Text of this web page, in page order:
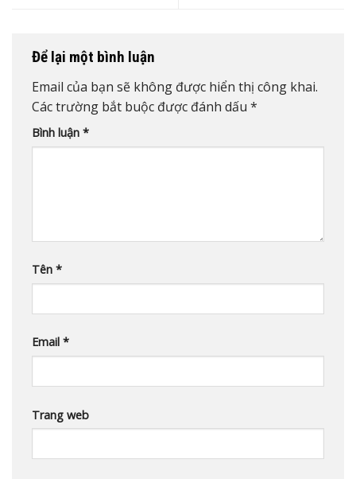
Để lại một bình luận
Email của bạn sẽ không được hiển thị công khai.
Các trường bắt buộc được đánh dấu *
Bình luận *
Tên *
Email *
Trang web